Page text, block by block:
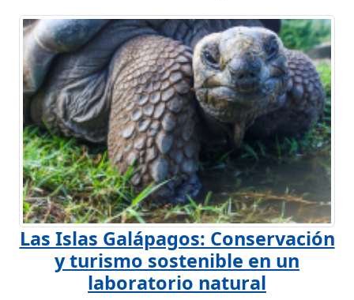
Las Islas Galápagos: Conservación
y turismo sostenible en un
laboratorio natural